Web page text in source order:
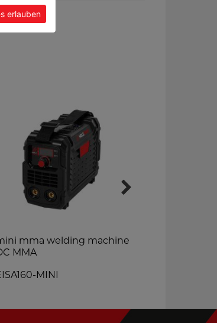
mma welding machine
MMA
MINI
erlauben